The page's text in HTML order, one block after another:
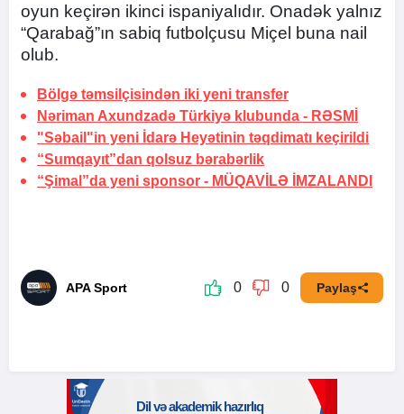
oyun keçirən ikinci ispaniyalıdır. Onadək yalnız
“Qarabağ”ın sabiq futbolçusu Miçel buna nail
olub.
Bölgə təmsilçisindən iki yeni transfer
Nəriman Axundzadə Türkiyə klubunda - RƏSMİ
"Səbail"in yeni İdarə Heyətinin təqdimatı keçirildi
“Sumqayıt”dan qolsuz bərabərlik
“Şimal”da yeni sponsor - MÜQAVİLƏ İMZALANDI
APA Sport 0 0 Paylaş